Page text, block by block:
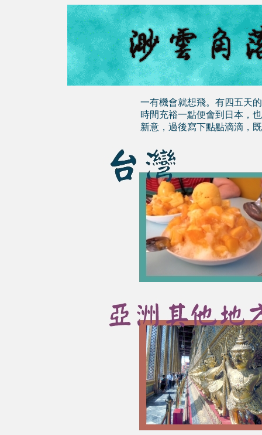
一有機會就想飛。有四五天
時間充裕一點便會到日本，
新意，過後寫下點點滴滴，